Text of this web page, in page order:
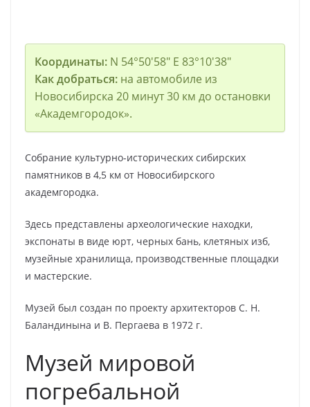
Координаты:N 54°50′58″ E 83°10′38″
Как добраться:на автомобиле из
Новосибирска 20 минут 30 км до остановки
«Академгородок».
Собрание культурно-исторических сибирских
памятников в 4,5 км от Новосибирского
академгородка.
Здесь представлены археологические находки,
экспонаты в виде юрт, черных бань, клетяных изб,
музейные хранилища, производственные площадки
и мастерские.
Музей был создан по проекту архитекторов С. Н.
Баландинына и В. Пергаева в 1972 г.
Музей мировой
погребальной